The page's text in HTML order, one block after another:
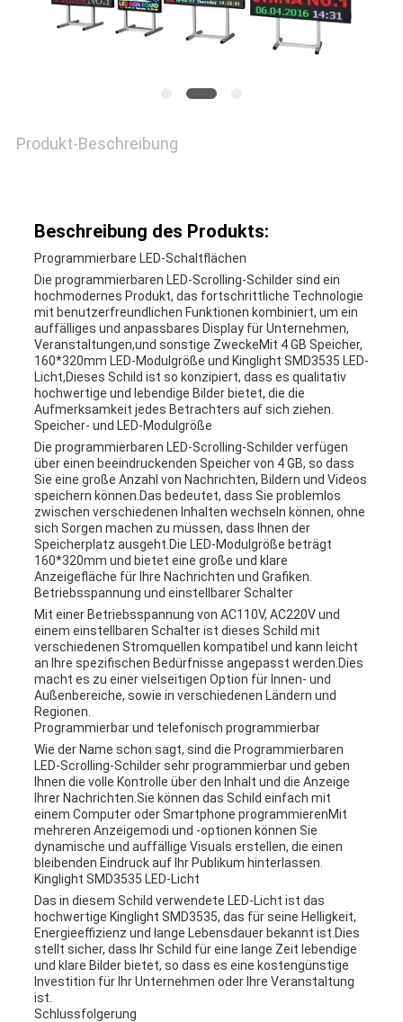
POLICY
Produkt-Beschreibung
Beschreibung des Produkts:
Programmierbare LED-Schaltflächen
Die programmierbaren LED-Scrolling-Schilder sind ein
hochmodernes Produkt, das fortschrittliche Technologie
mit benutzerfreundlichen Funktionen kombiniert, um ein
auffälliges und anpassbares Display für Unternehmen,
Veranstaltungen,und sonstige ZweckeMit 4 GB Speicher,
160*320mm LED-Modulgröße und Kinglight SMD3535 LED-
Licht,Dieses Schild ist so konzipiert, dass es qualitativ
hochwertige und lebendige Bilder bietet, die die
Aufmerksamkeit jedes Betrachters auf sich ziehen.
Speicher- und LED-Modulgröße
Die programmierbaren LED-Scrolling-Schilder verfügen
über einen beeindruckenden Speicher von 4 GB, so dass
Sie eine große Anzahl von Nachrichten, Bildern und Videos
speichern können.Das bedeutet, dass Sie problemlos
zwischen verschiedenen Inhalten wechseln können, ohne
sich Sorgen machen zu müssen, dass Ihnen der
Speicherplatz ausgeht.Die LED-Modulgröße beträgt
160*320mm und bietet eine große und klare
Anzeigefläche für Ihre Nachrichten und Grafiken.
Betriebsspannung und einstellbarer Schalter
Mit einer Betriebsspannung von AC110V, AC220V und
einem einstellbaren Schalter ist dieses Schild mit
verschiedenen Stromquellen kompatibel und kann leicht
an Ihre spezifischen Bedürfnisse angepasst werden.Dies
macht es zu einer vielseitigen Option für Innen- und
Außenbereiche, sowie in verschiedenen Ländern und
Regionen.
Programmierbar und telefonisch programmierbar
Wie der Name schon sagt, sind die Programmierbaren
LED-Scrolling-Schilder sehr programmierbar und geben
Ihnen die volle Kontrolle über den Inhalt und die Anzeige
Ihrer Nachrichten.Sie können das Schild einfach mit
einem Computer oder Smartphone programmierenMit
mehreren Anzeigemodi und -optionen können Sie
dynamische und auffällige Visuals erstellen, die einen
bleibenden Eindruck auf Ihr Publikum hinterlassen.
Kinglight SMD3535 LED-Licht
Das in diesem Schild verwendete LED-Licht ist das
hochwertige Kinglight SMD3535, das für seine Helligkeit,
Energieeffizienz und lange Lebensdauer bekannt ist.Dies
stellt sicher, dass Ihr Schild für eine lange Zeit lebendige
und klare Bilder bietet, so dass es eine kostengünstige
Investition für Ihr Unternehmen oder Ihre Veranstaltung
ist.
Schlussfolgerung